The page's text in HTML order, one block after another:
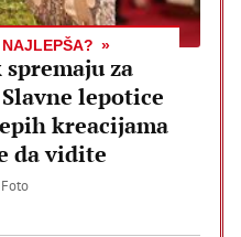
za
lepotice
kreacijama
da vidite